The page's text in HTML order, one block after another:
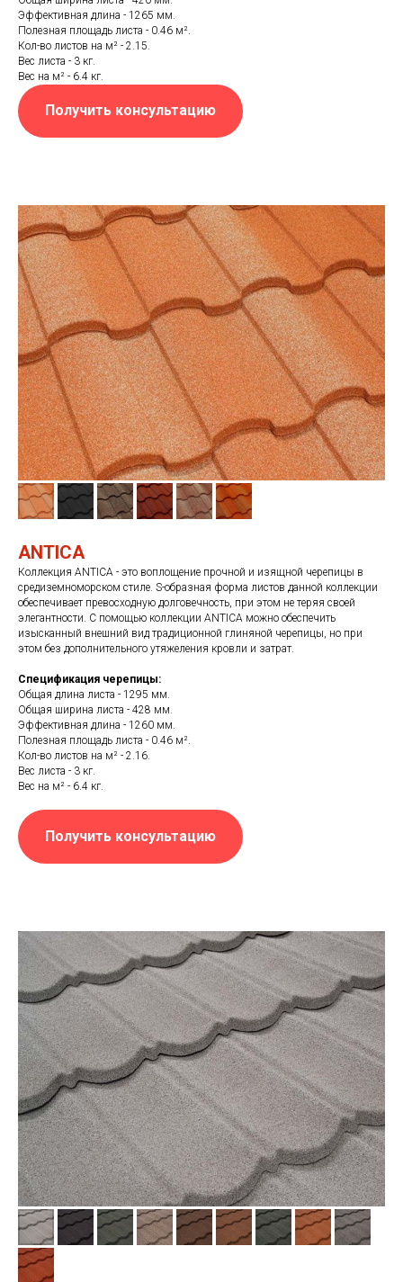
Эффективная длина - 1265 мм.
Полезная площадь листа - 0.46 м².
Кол-во листов на м² - 2.15.
Вес листа - 3 кг.
Вес на м² - 6.4 кг.
Получить консультацию
ANTICA
Коллекция ANTICA - это воплощение прочной и изящной черепицы в
средиземноморском стиле. S-образная форма листов данной коллекции
обеспечивает превосходную долговечность, при этом не теряя своей
элегантности. С помощью коллекции ANTICA можно обеспечить
изысканный внешний вид традиционной глиняной черепицы, но при
этом без дополнительного утяжеления кровли и затрат.
Спецификация черепицы:
Общая длина листа - 1295 мм.
Общая ширина листа - 428 мм.
Эффективная длина - 1260 мм.
Полезная площадь листа - 0.46 м².
Кол-во листов на м² - 2.16.
Вес листа - 3 кг.
Вес на м² - 6.4 кг.
Получить консультацию